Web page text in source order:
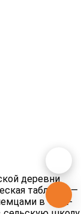
деревни
табличка —
в 1942-